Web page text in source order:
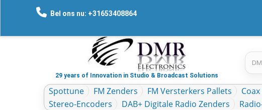
Bel ons nu: +31653408864
29 years of Innovation in Studio & Broadcast Solutions
Spottune FM Zenders FM Versterkers Pallets
Stereo-Encoders
DAB+ Digitale Radio Zenders